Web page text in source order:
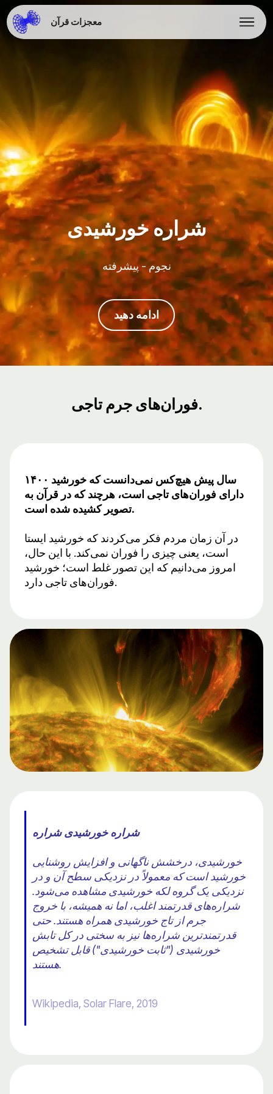
معجزات قرآن
شراره خورشیدی
نجوم - پیشرفته
ادامه دهید
فوران‌های جرم تاجی.
۱۴۰۰ سال پیش هیچ‌کس نمی‌دانست که خورشید
دارای فوران‌های تاجی است، هرچند که در قرآن به
تصویر کشیده شده است.
در آن زمان مردم فکر می‌کردند که خورشید ایستا
است، یعنی چیزی را فوران نمی‌کند. با این حال،
امروز می‌دانیم که این تصور غلط است؛ خورشید
فوران‌های تاجی دارد.
شراره خورشیدی شراره
خورشیدی، درخشش ناگهانی و افزایش روشنایی
خورشید است که معمولاً در نزدیکی سطح آن و در
نزدیکی یک گروه لکه خورشیدی مشاهده می‌شود.
شراره‌های قدرتمند اغلب، اما نه همیشه، با خروج
جرم از تاج خورشیدی همراه هستند. حتی
قدرتمندترین شراره‌ها نیز به سختی در کل تابش
خورشیدی ("ثابت خورشیدی") قابل تشخیص
هستند.
Wikipedia, Solar Flare, 2019